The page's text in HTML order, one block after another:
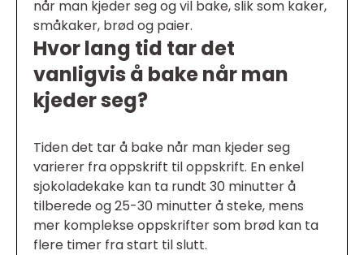
når man kjeder seg og vil bake, slik som kaker,
småkaker, brød og paier.
Hvor lang tid tar det
vanligvis å bake når man
kjeder seg?
Tiden det tar å bake når man kjeder seg
varierer fra oppskrift til oppskrift. En enkel
sjokoladekake kan ta rundt 30 minutter å
tilberede og 25-30 minutter å steke, mens
mer komplekse oppskrifter som brød kan ta
flere timer fra start til slutt.